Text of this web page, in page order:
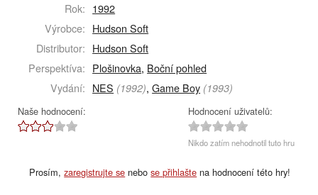
Rok: 1992
Výrobce: Hudson Soft
Distributor: Hudson Soft
Perspektíva: Plošinovka, Boční pohled
Vydání: NES (1992),Game Boy (1993)
Naše hodnocení: Hodnocení uživatelů:
Nikdo zatím nehodnotil tuto hru
Prosím,zaregistrujte se nebose přihlašte na hodnocení této hry!